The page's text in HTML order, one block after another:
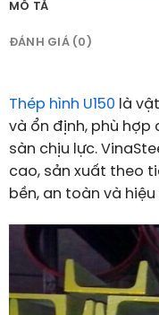
MÔ TẢ
ĐÁNH GIÁ (0)
Thép hình U150 là
và ổn định, phù hợp
sàn chịu lực.
cao, sản xuất theo
bền, an toàn và